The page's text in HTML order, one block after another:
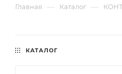
Главная — Каталог —
КАТАЛОГ